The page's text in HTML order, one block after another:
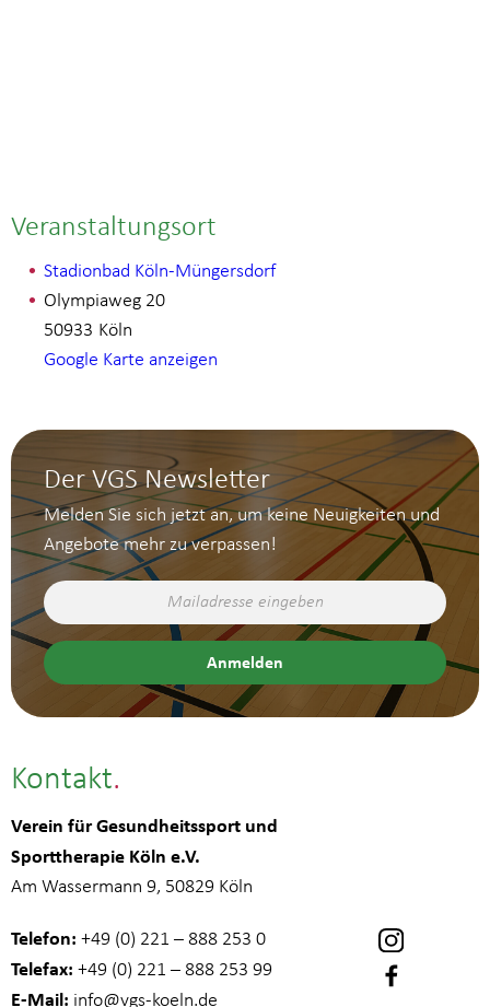
Veranstaltungsort
Stadionbad Köln-Müngersdorf
Olympiaweg 20
Köln
50933
Google Karte anzeigen
Der VGS Newsletter
Melden Sie sich jetzt an, um keine Neuigkeiten und
Angebote mehr zu verpassen!
Kontakt
Verein für Gesundheitssport und
Sporttherapie Köln e.V.
Am Wassermann 9, 50829 Köln
Telefon: +49 (0) 221 – 888 253 0
Telefax: +49 (0) 221 – 888 253 99
E-Mail: info@vgs-koeln.de